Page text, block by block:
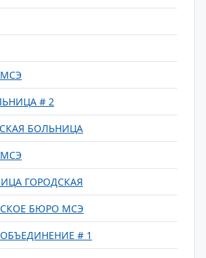
# 2
БОЛЬНИЦА
ГОРОДСКАЯ
БЮРО МСЭ
# 1